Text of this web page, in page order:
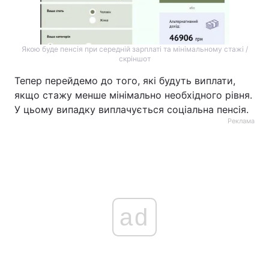
Якою буде пенсія при середній зарплаті та мінімальному стажі /
скріншот
Тепер перейдемо до того, які будуть виплати,
якщо стажу менше мінімально необхідного рівня.
У цьому випадку виплачується соціальна пенсія.
Реклама
ad